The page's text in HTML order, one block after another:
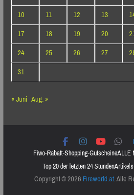
10
11 12 13
17
18 19 20
24
25 26 27
31
« Juni Aug. »
Fiwo-Rabatt-Shopping-GutscheineALLE
Top 20 der letzten 24 Stunden
Copyright © 2026Fireworld.at. Alle